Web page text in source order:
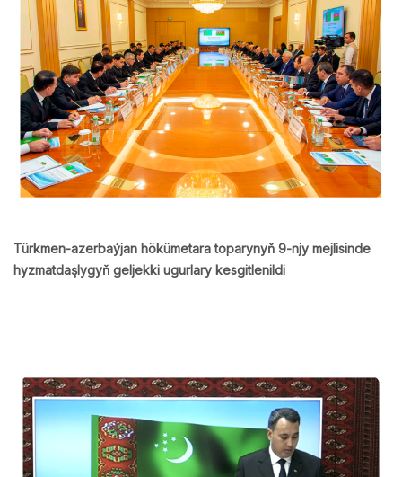
Türkmen-azerbaýjan hökümetara toparynyň 9-njy mejlisinde
hyzmatdaşlygyň geljekki ugurlary kesgitlenildi